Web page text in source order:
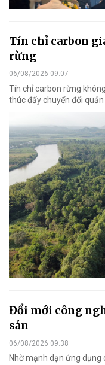
Tín chỉ carbon
rừng
06/08/2026 09:07
Tín chỉ carbon rừng
thúc đẩy chuyển đổi
Đổi mới công
sản
06/08/2026 09:38
Nhờ mạnh dạn ứng dụng